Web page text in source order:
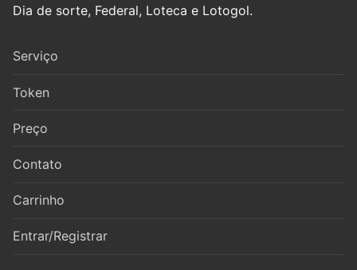
Dia de sorte, Federal, Loteca e Lotogol.
Serviço
Token
Preço
Contato
Carrinho
Entrar/Registrar